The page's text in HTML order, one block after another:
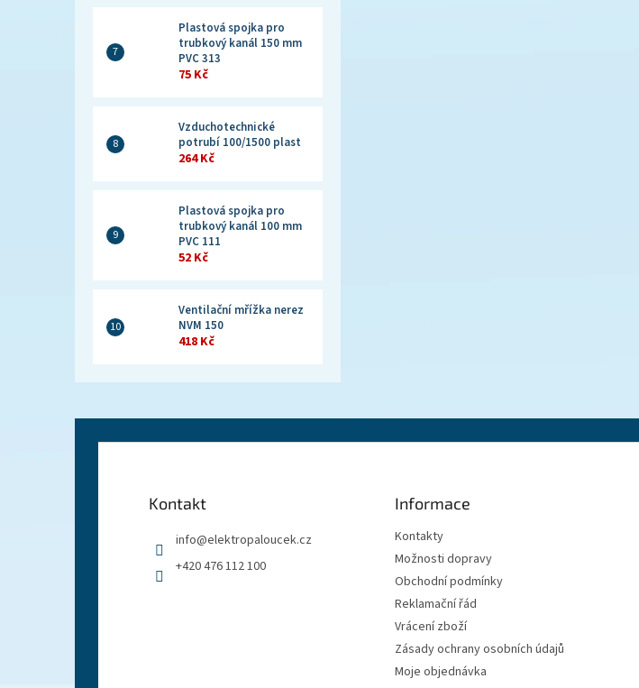
Plastová spojka pro
trubkový kanál 150 mm
PVC 313
75 Kč
Vzduchotechnické
potrubí 100/1500 plast
264 Kč
Plastová spojka pro
trubkový kanál 100 mm
PVC 111
52 Kč
Ventilační mřížka nerez
NVM 150
418 Kč
Kontakt
info@elektropaloucek.cz
+420 476 112 100
Informace
Kontakty
Možnosti dopravy
Obchodní podmínky
Reklamační řád
Vrácení zboží
Zásady ochrany osobních údajů
Moje objednávka